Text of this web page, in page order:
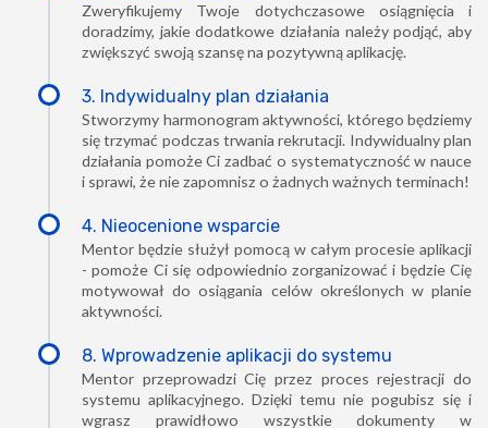
Zweryfikujemy Twoje dotychczasowe osiągnięcia i
doradzimy, jakie dodatkowe działania należy podjąć, aby
zwiększyć swoją szansę na pozytywną aplikację.
3. Indywidualny plan działania
Stworzymy harmonogram aktywności, którego będziemy
się trzymać podczas trwania rekrutacji. Indywidualny plan
działania pomoże Ci zadbać o systematyczność w nauce
i sprawi, że nie zapomnisz o żadnych ważnych terminach!
4. Nieocenione wsparcie
Mentor będzie służył pomocą w całym procesie aplikacji
- pomoże Ci się odpowiednio zorganizować i będzie Cię
motywował do osiągania celów określonych w planie
aktywności.
8. Wprowadzenie aplikacji do systemu
Mentor przeprowadzi Cię przez proces rejestracji do
systemu aplikacyjnego. Dzięki temu nie pogubisz się i
wgrasz prawidłowo wszystkie dokumenty w